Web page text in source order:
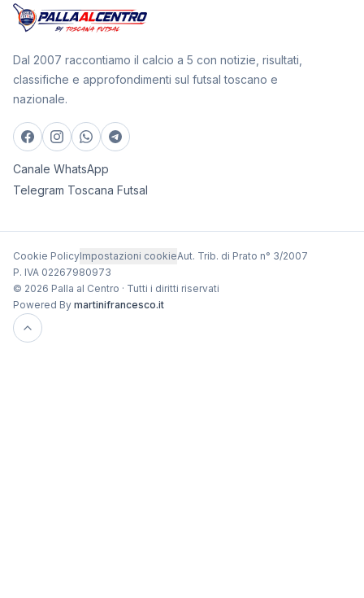
Dal 2007 raccontiamo il calcio a 5 con notizie, risultati,
classifiche e approfondimenti sul futsal toscano e
nazionale.
Canale WhatsApp
Telegram Toscana Futsal
Cookie PolicyImpostazioni cookieAut. Trib. di Prato n° 3/2007
P. IVA 02267980973
© 2026 Palla al Centro · Tutti i diritti riservati
Powered By martinifrancesco.it